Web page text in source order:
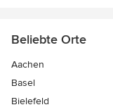
Beliebte Orte
Aachen
Basel
Bielefeld